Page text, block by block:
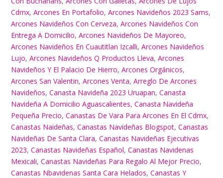
Cdmx,Arcones En Portafolio,Arcones Navideños 2023 Sams,
Arcones Navideños Con Cerveza,Arcones Navideños Con
Entrega A Domicilio,Arcones Navideños De Mayoreo,
Arcones Navideños En Cuautitlan Izcalli,Arcones Navideños
Lujo,Arcones Navideños Q Productos Lleva,Arcones
Navideños Y El Palacio De Hierro,Arcones Orgánicos,
Arcones San Valentin,Arcones Venta,Arreglo De Arcones
Navideños,Canasta Navideña 2023 Uruapan,Canasta
Navideña A Domicilio Aguascalientes,Canasta Navideña
Pequeña Precio,Canastas De Vara Para Arcones En El Cdmx,
Canastas Naideñas,Canastas Navideñas Blogspot,Canastas
Navideñas De Santa Clara,Canastas Navideñas Ejecutivas
2023,Canastas Navideñas Español,Canastas Navidenas
Mexicali,Canastas Navideñas Para Regalo Al Mejor Precio,
Canastas Nbavidenas Santa Cara Helados,Canastas Y